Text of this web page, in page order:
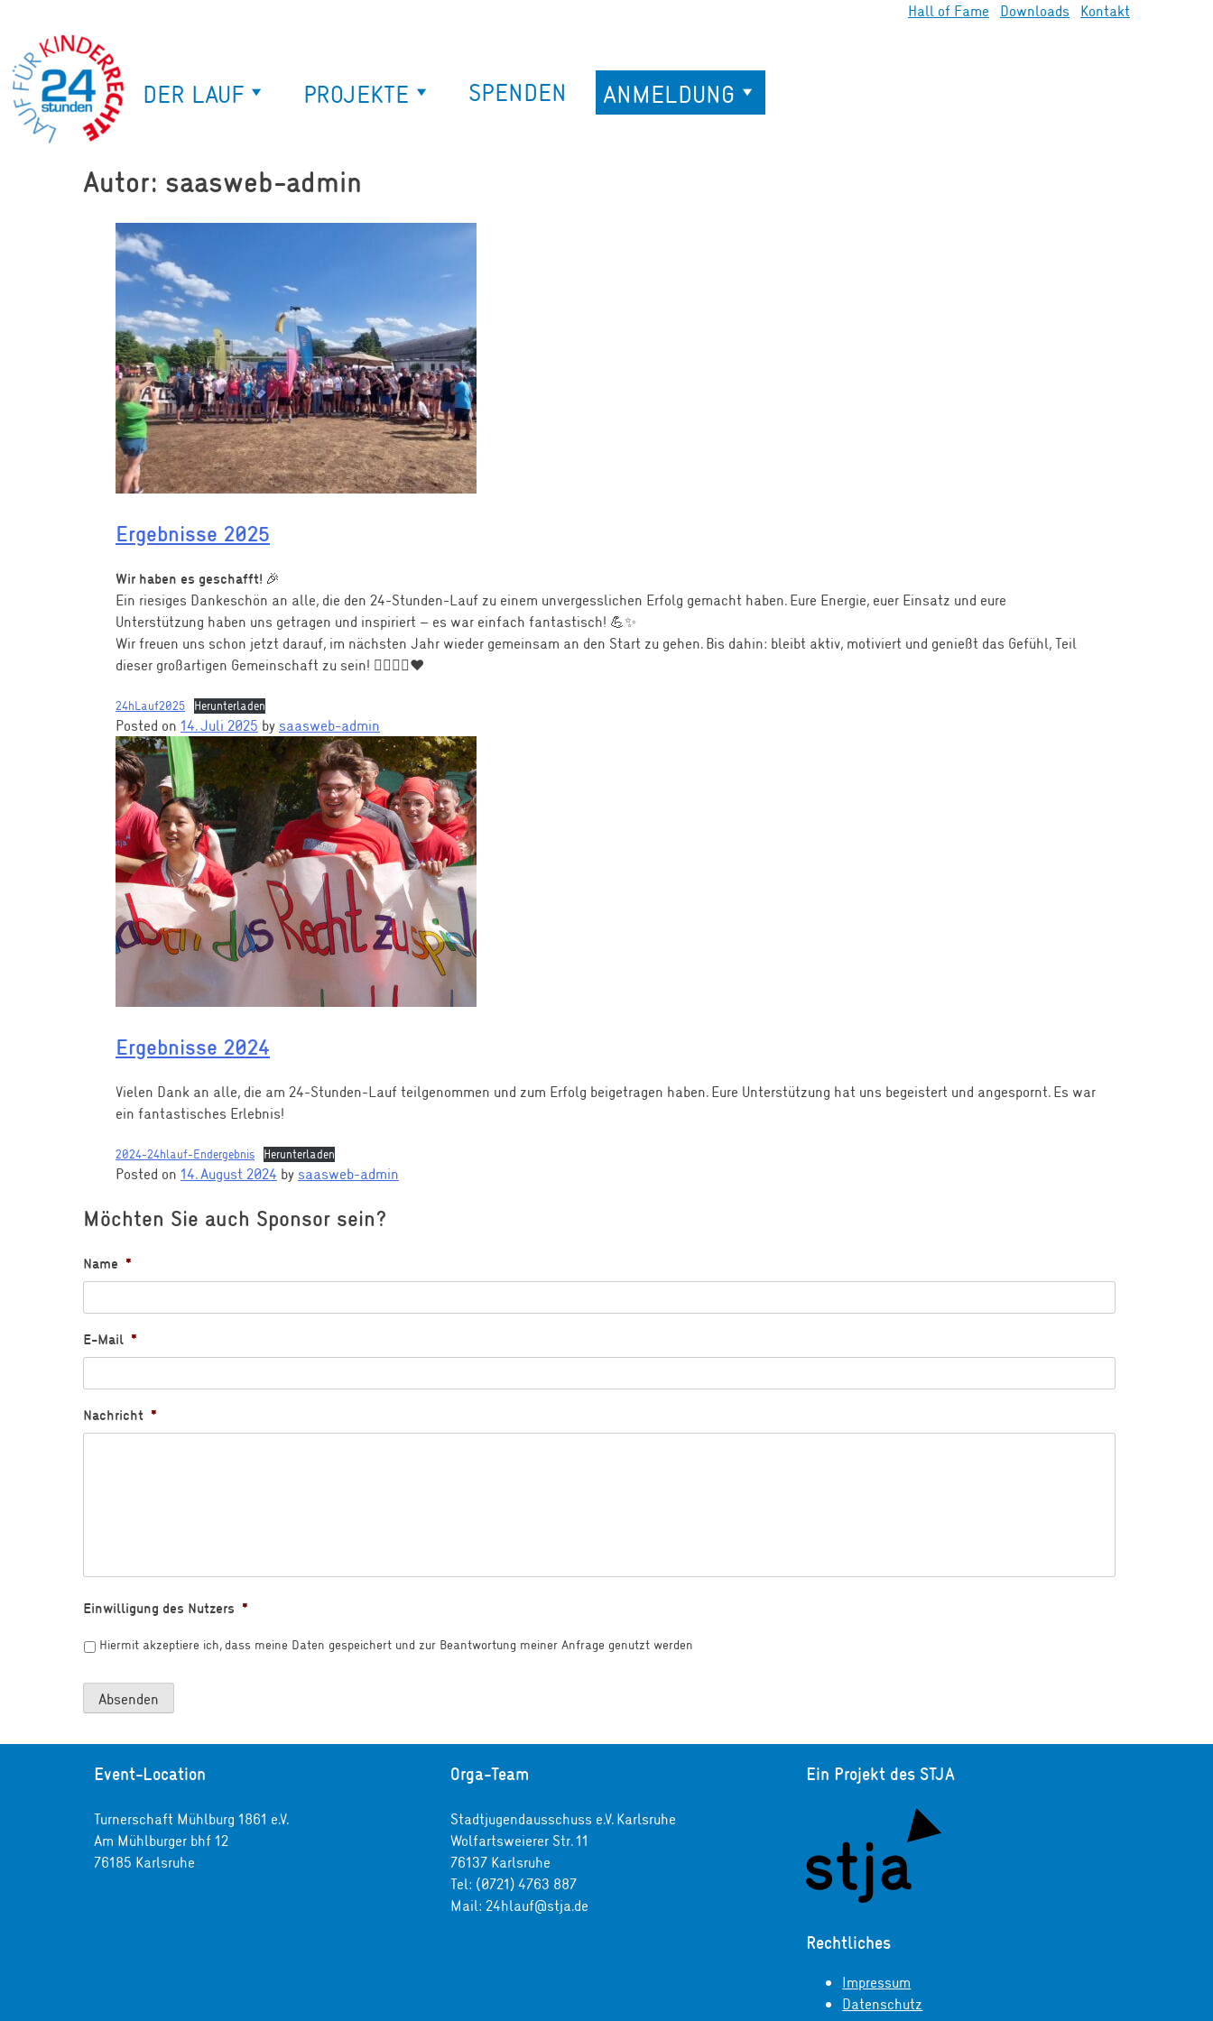
Hall of Fame Downloads Kontakt
DER LAUF PROJEKTE SPENDEN ANMELDUNG
Autor: saasweb-admin
Ergebnisse 2025
Wir haben es geschafft! 🎉
Ein riesiges Dankeschön an alle, die den 24-Stunden-Lauf zu einem unvergesslichen Erfolg gemacht haben. Eure Energie, euer Einsatz und eure
Unterstützung haben uns getragen und inspiriert – es war einfach fantastisch! 💪✨
Wir freuen uns schon jetzt darauf, im nächsten Jahr wieder gemeinsam an den Start zu gehen. Bis dahin: bleibt aktiv, motiviert und genießt das Gefühl, Teil
dieser großartigen Gemeinschaft zu sein! 🏃‍♀️🏃‍♂️❤️
24hLauf2025 Herunterladen
Posted on 14. Juli 2025 by saasweb-admin
Ergebnisse 2024
Vielen Dank an alle, die am 24-Stunden-Lauf teilgenommen und zum Erfolg beigetragen haben. Eure Unterstützung hat uns begeistert und angespornt. Es war
ein fantastisches Erlebnis!
2024-24hlauf-Endergebnis Herunterladen
Posted on 14. August 2024 by saasweb-admin
Möchten Sie auch Sponsor sein?
Name *
E-Mail *
Nachricht *
Einwilligung des Nutzers *
Hiermit akzeptiere ich, dass meine Daten gespeichert und zur Beantwortung meiner Anfrage genutzt werden
Absenden
Event-Location
Turnerschaft Mühlburg 1861 e.V.
Am Mühlburger bhf 12
76185 Karlsruhe
Orga-Team
Stadtjugendausschuss e.V. Karlsruhe
Wolfartsweierer Str. 11
76137 Karlsruhe
Tel: (0721) 4763 887
Mail: 24hlauf@stja.de
Ein Projekt des STJA
Rechtliches
Impressum
Datenschutz